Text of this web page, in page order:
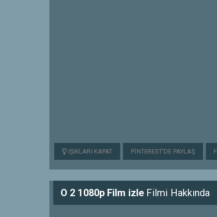
IŞIKLARI KAPAT PINTEREST'DE PAYLAŞ
O 2 1080p Film izleFilmi Hakkında